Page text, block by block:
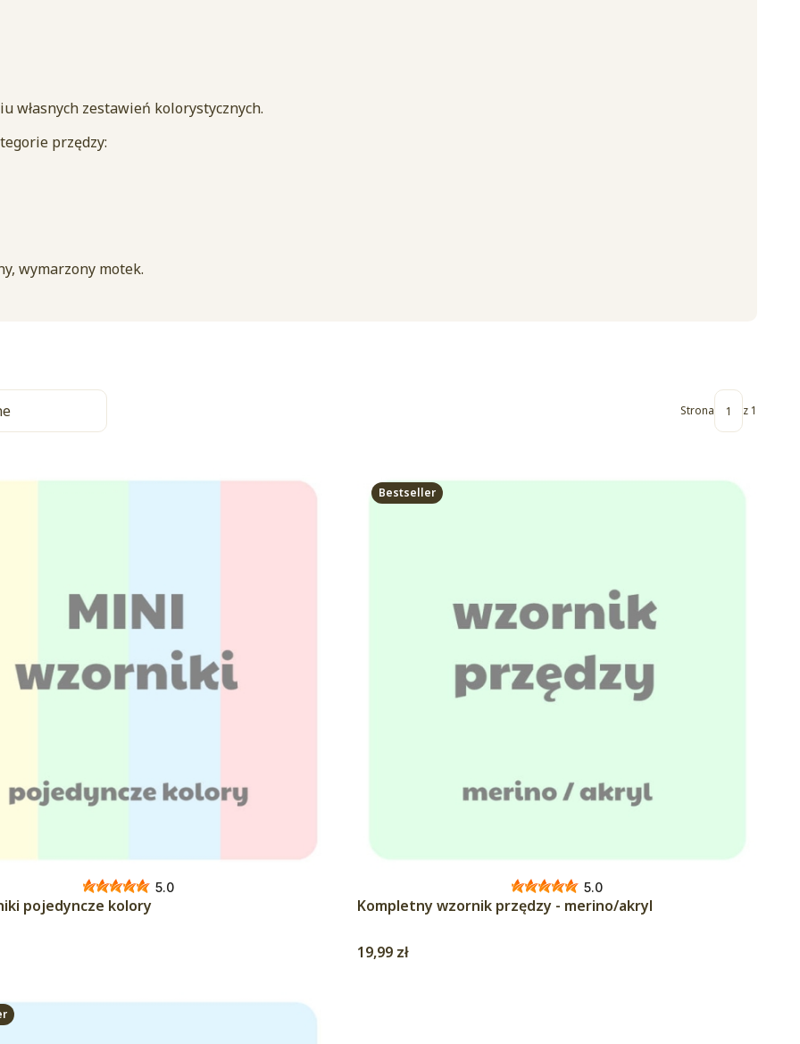
zestawień kolorystycznych.
przędzy:
wymarzony motek.
Strona z 1
5.0
pojedyncze kolory
Bestseller
5.0
Kompletny wzornik przędzy - merino/akryl
Cena
19,99 zł